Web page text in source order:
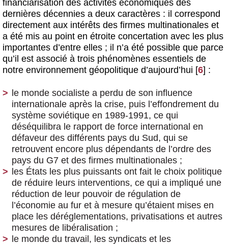
financiarisation des activités économiques des
dernières décennies a deux caractères : il correspond
directement aux intérêts des firmes multinationales et
a été mis au point en étroite concertation avec les plus
importantes d’entre elles ; il n’a été possible que parce
qu’il est associé à trois phénomènes essentiels de
notre environnement géopolitique d’aujourd’hui [6] :
le monde socialiste a perdu de son influence
internationale après la crise, puis l’effondrement du
système soviétique en 1989-1991, ce qui
déséquilibra le rapport de force international en
défaveur des différents pays du Sud, qui se
retrouvent encore plus dépendants de l’ordre des
pays du G7 et des firmes multinationales ;
les États les plus puissants ont fait le choix politique
de réduire leurs interventions, ce qui a impliqué une
réduction de leur pouvoir de régulation de
l’économie au fur et à mesure qu’étaient mises en
place les déréglementations, privatisations et autres
mesures de libéralisation ;
le monde du travail, les syndicats et les